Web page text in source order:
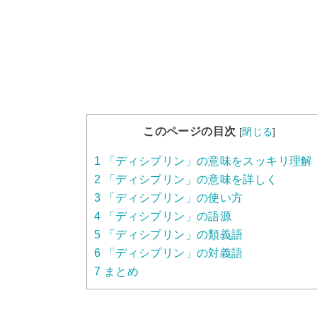
このページの目次 [閉じる]
1 「ディシプリン」の意味をスッキリ理解
2 「ディシプリン」の意味を詳しく
3 「ディシプリン」の使い方
4 「ディシプリン」の語源
5 「ディシプリン」の類義語
6 「ディシプリン」の対義語
7 まとめ